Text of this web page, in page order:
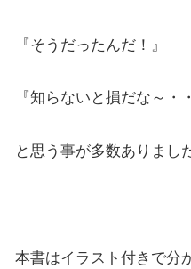
『そうだったんだ！』
『知らないと損だな～・
と思う事が多数ありまし
本書はイラスト付きで分